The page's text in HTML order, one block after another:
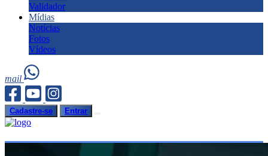
Validador
Mídias
Notícias
Fotos
Vídeos
mail
Cadastre-se Entrar